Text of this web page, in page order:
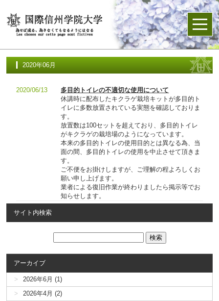
2020年06月
2020/06/13
多目的トイレの不適切な使用について
休講時に配布したキクラゲ栽培キットが多目的ト
イレに多数放置されている実態を確認しておりま
す。
放置数は100セットを超えており、多目的トイレ
がキクラゲの栽培場のようになっています。
本来の多目的トイレの使用目的とは異なる為、当
面の間、多目的トイレの使用を中止させて頂きま
す。
ご不便をお掛けしますが、ご理解の程よろしくお
願い申し上げます。
業者による復旧作業が終わりましたら掲示等でお
知らせします。
サイト内検索
アーカイブ
2026年6月 (1)
2026年4月 (2)